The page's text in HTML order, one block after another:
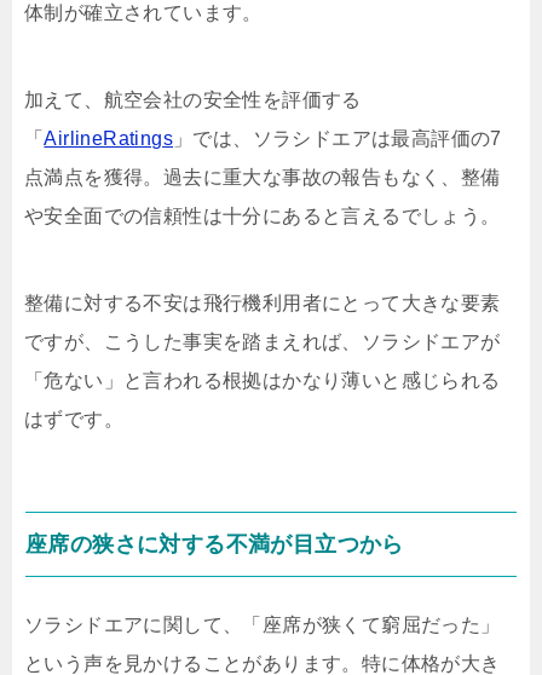
体制が確立されています。
加えて、航空会社の安全性を評価する
「AirlineRatings 」では、ソラシドエアは最高評価の7
点満点を獲得。過去に重大な事故の報告もなく、整備
や安全面での信頼性は十分にあると言えるでしょう。
整備に対する不安は飛行機利用者にとって大きな要素
ですが、こうした事実を踏まえれば、ソラシドエアが
「危ない」と言われる根拠はかなり薄いと感じられる
はずです。
座席の狭さに対する不満が目立つから
ソラシドエアに関して、「座席が狭くて窮屈だった」
という声を見かけることがあります。特に体格が大き